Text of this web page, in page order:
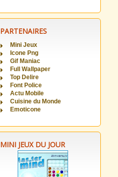
PARTENAIRES
Mini Jeux
Icone Png
Gif Maniac
Full Wallpaper
Top Delire
Font Police
Actu Mobile
Cuisine du Monde
Emoticone
MINI JEUX DU JOUR